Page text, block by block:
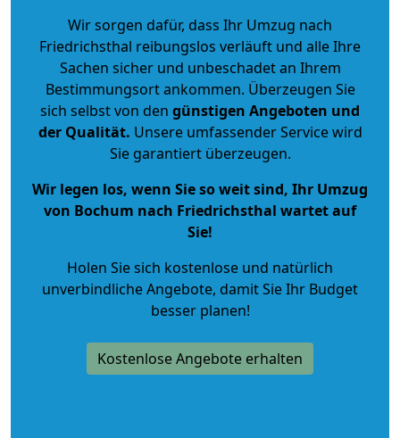
Wir sorgen dafür, dass Ihr Umzug nach
Friedrichsthal reibungslos verläuft und alle Ihre
Sachen sicher und unbeschadet an Ihrem
Bestimmungsort ankommen. Überzeugen Sie
sich selbst von den günstigen Angeboten und
der Qualität. Unsere umfassender Service wird
Sie garantiert überzeugen.
Wir legen los, wenn Sie so weit sind, Ihr Umzug
von Bochum nach Friedrichsthal wartet auf
Sie!
Holen Sie sich kostenlose und natürlich
unverbindliche Angebote, damit Sie Ihr Budget
besser planen!
Kostenlose Angebote erhalten